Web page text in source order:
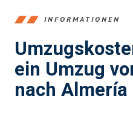
INFORMATIONEN
ein Umzug
nach Almería